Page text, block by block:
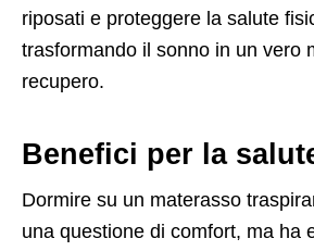
riposati e proteggere la salute
trasformando il sonno in un vero
recupero.
Benefici per la
Dormire su un materasso
una questione di comfort, ma ha